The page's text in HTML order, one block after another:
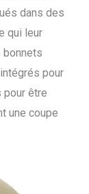
dans des
qui leur
bonnets
pour
pour être
une coupe